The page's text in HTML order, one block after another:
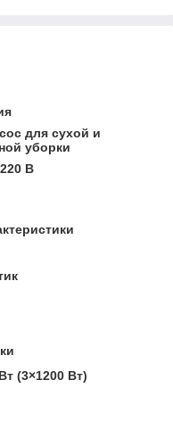
для сухой и
уборки
В
(3×1200 Вт)